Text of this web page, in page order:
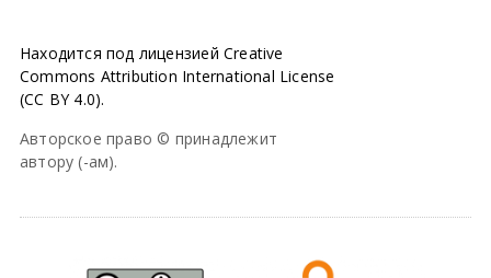
Находится под лицензией Creative
Commons Attribution International License
(CC BY 4.0).
Авторское право © принадлежит
автору (-ам).